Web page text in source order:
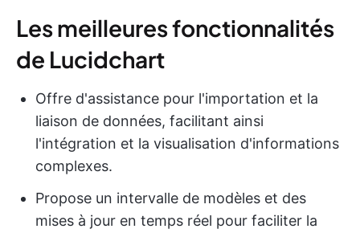
Les meilleures fonctionnalités
de Lucidchart
Offre d'assistance pour l'importation et la
liaison de données, facilitant ainsi
l'intégration et la visualisation d'informations
complexes.
Propose un intervalle de modèles et des
mises à jour en temps réel pour faciliter la